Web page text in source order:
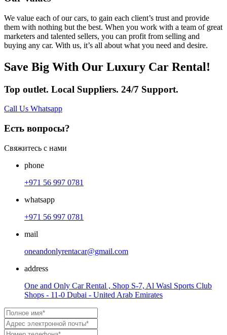
We value each of our cars, to gain each client’s trust and provide
them with nothing but the best. When you work with a team of great
marketers and talented sellers, you can profit from selling and
buying any car. With us, it’s all about what you need and desire.
Save Big With Our Luxury Car Rental!
Top outlet. Local Suppliers. 24/7 Support.
Call Us Whatsapp
Есть вопросы?
Свяжитесь с нами
phone
+971 56 997 0781
whatsapp
+971 56 997 0781
mail
oneandonlyrentacar@gmail.com
address
One and Only Car Rental , Shop S-7, Al Wasl Sports Club
Shops - 11-0 Dubai - United Arab Emirates